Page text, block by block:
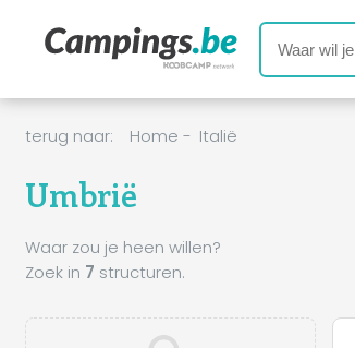
terug naar: Home - Italië
Umbrië
Waar zou je heen willen?
Zoek in 7 structuren.